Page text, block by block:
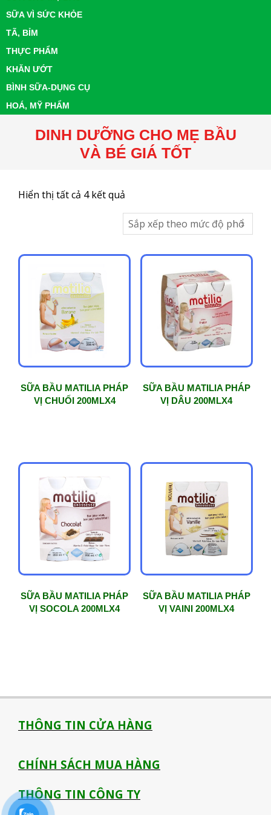
SỮA VÌ SỨC KHỎE
TÃ, BỈM
THỰC PHẨM
KHĂN ƯỚT
BÌNH SỮA-DỤNG CỤ
HOÁ, MỸ PHẨM
DINH DƯỠNG CHO MẸ BẦU
VÀ BÉ GIÁ TỐT
Hiển thị tất cả 4 kết quả
sắp
xếp
mức
SỮA BẦU MATILIA PHÁP
VỊ CHUỐI 200MLX4
SỮA BẦU MATILIA PHÁP
VỊ DÂU 200MLX4
SỮA BẦU MATILIA PHÁP
VỊ SOCOLA 200MLX4
SỮA BẦU MATILIA PHÁP
VỊ VAINI 200MLX4
THÔNG TIN CỬA HÀNG
CHÍNH SÁCH MUA HÀNG
THÔNG TIN CÔNG TY